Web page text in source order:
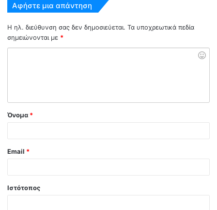
Αφήστε μια απάντηση
Η ηλ. διεύθυνση σας δεν δημοσιεύεται. Τα υποχρεωτικά πεδία
σημειώνονται με *
Όνομα *
Email *
Ιστότοπος